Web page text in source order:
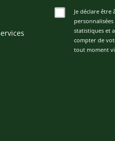
Je déclare être
statistiques et
compter de
tout moment